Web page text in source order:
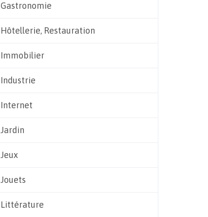
Gastronomie
Hôtellerie, Restauration
Immobilier
Industrie
Internet
Jardin
Jeux
Jouets
Littérature